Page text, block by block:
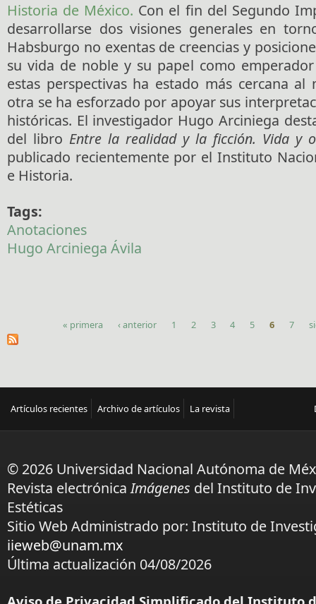
Historia de México. Con el fin del Segundo
desarrollarse dos visiones generales en
Habsburgo no exentas de creencias y
su vida de noble y su papel como
estas perspectivas ha estado más cercana
otra se ha esforzado por apoyar sus
históricas. El investigador Hugo Arciniega
del libro Entre la realidad y la ficción. Vida y
publicado recientemente por el Instituto
e Historia.
Tags:
Anotaciones
Hugo Arciniega Ávila
Páginas
« primera ‹ anterior 1 2 3 4 5 6 7
Artículos recientes Archivo de artículos La revista
© 2026 Universidad Nacional Autónoma de
Revista electrónicaImágenes del Instituto de
Estéticas
Sitio Web Administrado por: Instituto de
iieweb@unam.mx
Última actualización 04/08/2026